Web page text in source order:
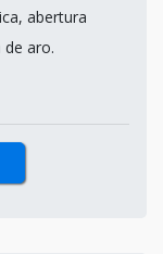
abertura
aro.